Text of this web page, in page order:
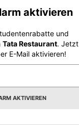
aktivieren
und
Tata Restaurant. Jetzt
E-Mail aktivieren!
AKTIVIEREN